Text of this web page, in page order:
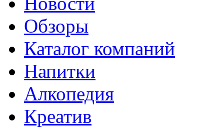
Обзоры
Каталог компаний
Напитки
Алкопедия
Креатив